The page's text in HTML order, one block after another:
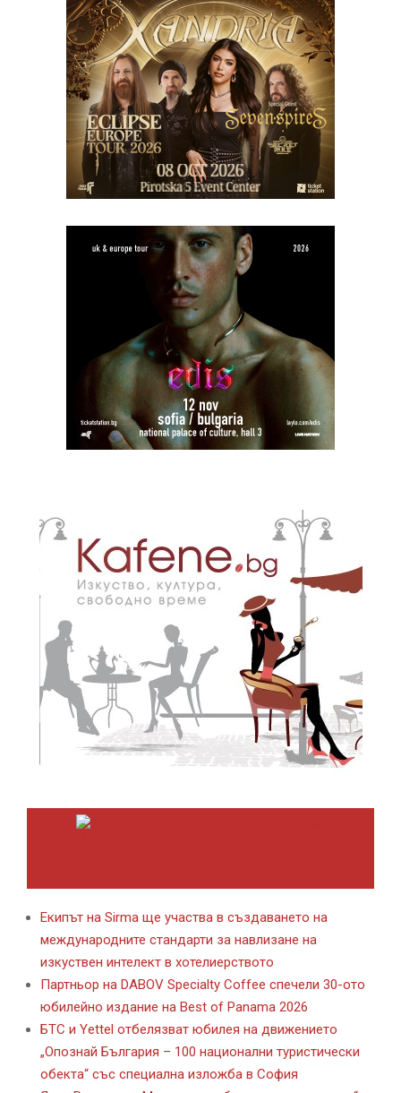
Екипът на Sirma ще участва в създаването на
международните стандарти за навлизане на
изкуствен интелект в хотелиерството
Партньор на DABOV Specialty Coffee спечели 30-ото
юбилейно издание на Best of Panama 2026
БТС и Yettel отбелязват юбилея на движението
„Опознай България – 100 национални туристически
обекта“ със специална изложба в София